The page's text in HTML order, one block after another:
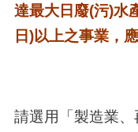
達最大日廢(污)水
日)以上之事業，
請選用「製造業